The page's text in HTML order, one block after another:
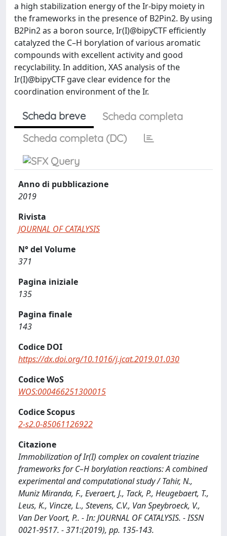
a high stabilization energy of the Ir-bipy moiety in
the frameworks in the presence of B2Pin2. By using
B2Pin2 as a boron source, Ir(I)@bipyCTF efficiently
catalyzed the C–H borylation of various aromatic
compounds with excellent activity and good
recyclability. In addition, XAS analysis of the
Ir(I)@bipyCTF gave clear evidence for the
coordination environment of the Ir.
Scheda breve
Scheda completa
Scheda completa (DC)
Anno di pubblicazione
2019
Rivista
JOURNAL OF CATALYSIS
N° del Volume
371
Pagina iniziale
135
Pagina finale
143
Codice DOI
https://dx.doi.org/10.1016/j.jcat.2019.01.030
Codice WoS
WOS:000466251300015
Codice Scopus
2-s2.0-85061126922
Citazione
Immobilization of Ir(I) complex on covalent triazine
frameworks for C–H borylation reactions: A combined
experimental and computational study / Tahir, N.,
Muniz Miranda, F., Everaert, J., Tack, P., Heugebaert, T.,
Leus, K., Vincze, L., Stevens, C.V., Van Speybroeck, V.,
Van Der Voort, P.. - In: JOURNAL OF CATALYSIS. - ISSN
0021-9517. - 371:(2019), pp. 135-143.